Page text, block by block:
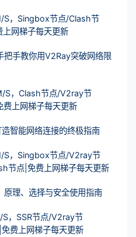
S，Singbox节点/Clash节
网梯子每天更新
把手教你用V2Ray突破网络限
S，Clash节点/V2ray节
上网梯子每天更新
智能网络连接的终极指南
S，Singbox节点/V2ray节
节点|免费上网梯子每天更新
原理、选择与安全使用指南
，SSR节点/V2ray节
费上网梯子每天更新